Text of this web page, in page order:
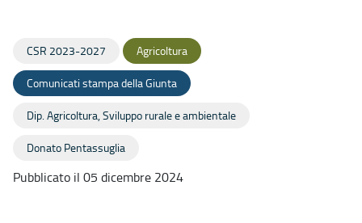
CSR 2023-2027 Agricoltura
Comunicati stampa della Giunta
Dip. Agricoltura, Sviluppo rurale e ambientale
Donato Pentassuglia
Pubblicato il 05 dicembre 2024